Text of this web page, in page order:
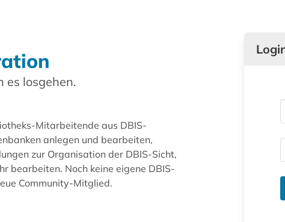
es losgehen.
Mitarbeitende aus DBIS-
anlegen und bearbeiten,
zur Organisation der DBIS-Sicht,
bearbeiten. Noch keine eigene DBIS-
Community-Mitglied.